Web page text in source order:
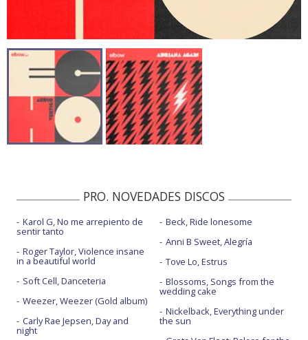
PRO. NOVEDADES DISCOS
Karol G, No me arrepiento de
sentir tanto
Roger Taylor, Violence insane
in a beautiful world
Soft Cell, Danceteria
Weezer, Weezer (Gold album)
Carly Rae Jepsen, Day and
night
Beck, Ride lonesome
Anni B Sweet, Alegría
Tove Lo, Estrus
Blossoms, Songs from the
wedding cake
Nickelback, Everything under
the sun